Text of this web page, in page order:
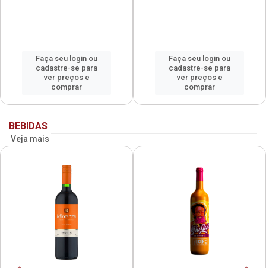
Faça seu login ou
cadastre-se para
ver preços e
comprar
Faça seu login ou
cadastre-se para
ver preços e
comprar
BEBIDAS
Veja mais